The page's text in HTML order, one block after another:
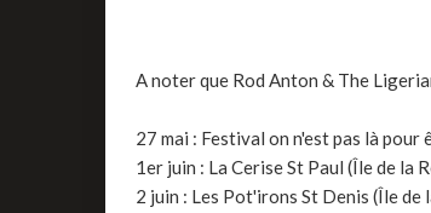
A noter que Rod Anton & The
27 mai : Festival on n'est pas là
1er juin : La Cerise St Paul (Île de la
2 juin : Les Pot'irons St Denis (Île de